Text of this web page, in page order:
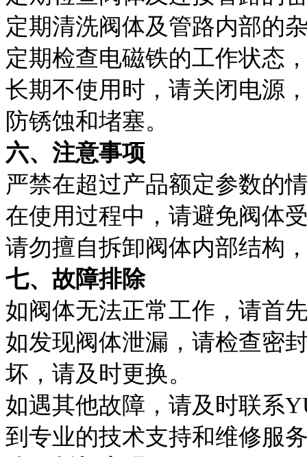
定期清洗阀体及管路内部的
定期检查电磁铁的工作状态
长期不使用时，请关闭电源
防锈蚀和堵塞。
六、注意事项
严禁在超过产品额定参数的
在使用过程中，请避免阀体
请勿擅自拆卸阀体内部结构
七、故障排除
如阀体无法正常工作，请首
如发现阀体泄漏，请检查密
坏，请及时更换。
如遇其他故障，请及时联系
到专业的技术支持和维修服